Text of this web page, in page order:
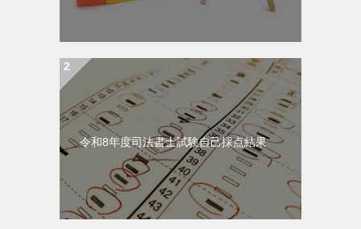
令和8年度司法書士試験自己採点結果